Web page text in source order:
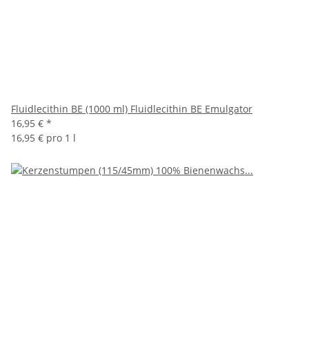
Fluidlecithin BE (1000 ml) Fluidlecithin BE Emulgator
16,95 € *
16,95 € pro 1 l